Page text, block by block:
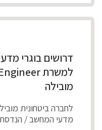
דרושים בוגרי
מובילה
לחברה ביטחונית
מדעי המחשב / הנדסת